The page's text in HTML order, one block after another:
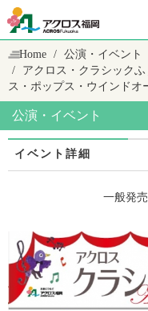
Home
公演・イベント
アクロス・クラシックふ
ス・ポップス・ウインドオ
公演・イベント
イベント詳細
一般発